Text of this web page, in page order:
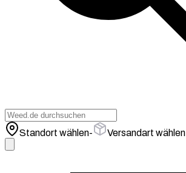
Standort wählen- Versandart wählen